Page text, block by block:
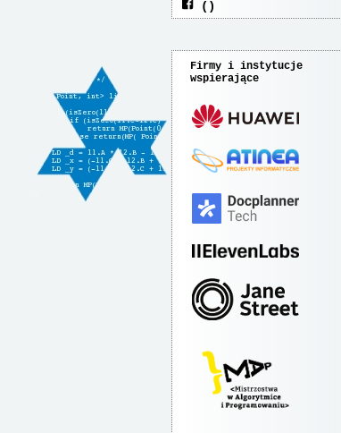
Firmy i instytucje
wspierające